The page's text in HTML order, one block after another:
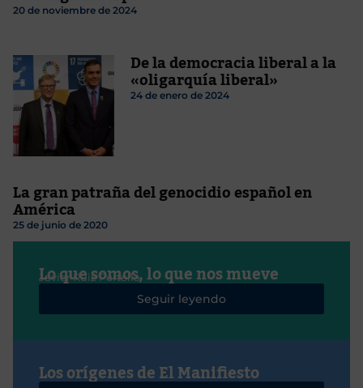
20 de noviembre de 2024
De la democracia liberal a la
«oligarquía liberal»
24 de enero de 2024
La gran patraña del genocidio español en
América
25 de junio de 2020
Lo que somos, lo que nos mueve
Javier Ruiz Portella
Seguir leyendo
Los orígenes de El Manifiesto